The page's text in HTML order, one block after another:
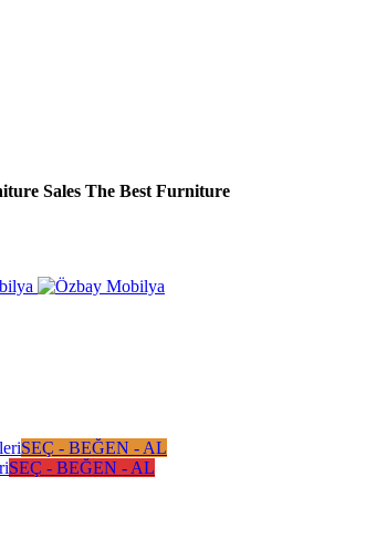
Sales The Best Furniture
SEÇ - BEĞEN - AL
SEÇ - BEĞEN - AL